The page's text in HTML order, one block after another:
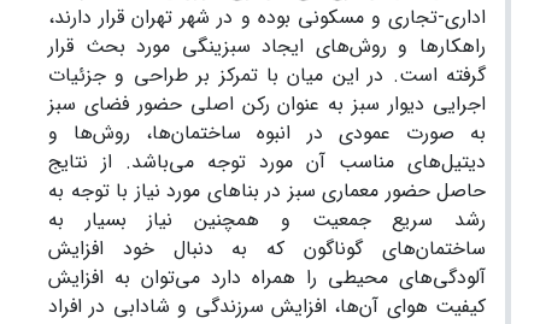
اداری-تجاری و مسکونی بوده و در شهر تهران قرار دارند،
راهکارها و روش‌های ایجاد سبزینگی مورد بحث قرار
گرفته است. در این میان با تمرکز بر طراحی و جزئیات
اجرایی دیوار سبز به عنوان رکن اصلی حضور فضای سبز
به صورت عمودی در انبوه ساختمان‌ها، روش‌ها و
دیتیل‌های مناسب آن مورد توجه می‌باشد. از نتایج
حاصل حضور معماری سبز در بناهای مورد نیاز با توجه به
رشد سریع جمعیت و همچنین نیاز بسیار به
ساختمان‌های گوناگون که به دنبال خود افزایش
آلودگی‌های محیطی را همراه دارد می‌توان به افزایش
کیفیت هوای آن‌ها، افزایش سرزندگی و شادابی در افراد